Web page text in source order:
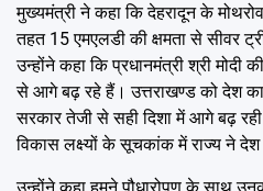
मुख्यमंत्री ने कहा कि देहरादून के
तहत 15 एमएलडी की क्षमता से सीवर
उन्होंने कहा कि प्रधानमंत्री श्री मोदी
से आगे बढ़ रहे हैं। उत्तराखण्ड को देश का
सरकार तेजी से सही दिशा में आगे बढ़
विकास लक्ष्यों के सूचकांक में राज्य ने देश
उन्होंने कहा हमने पौधारोपण के साथ